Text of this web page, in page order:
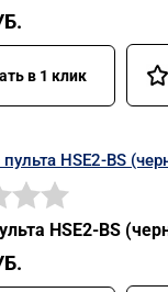
в 1 клик
HSE2-BS